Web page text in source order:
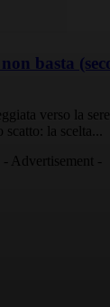
basta
verso la
la scelta...
- Advertisement -